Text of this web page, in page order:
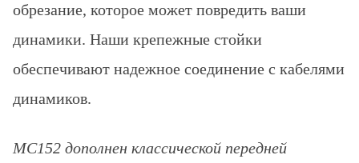
обрезание, которое может повредить ваши
динамики. Наши крепежные стойки
обеспечивают надежное соединение с кабелями
динамиков.
MC152 дополнен классической передней